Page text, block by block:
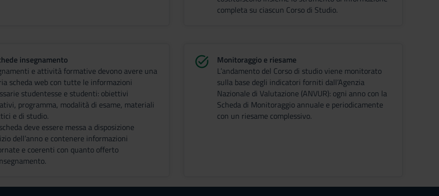
completa su ciascun Corso di Studio.
insegnamento
e attività formative devono avere una
scheda web con tutte le informazioni
studentesse e studenti: obiettivi
programma, modalità di esame, materiali
e di studio.
deve essere messa a disposizione
dell’anno e contenere informazioni
e coerenti con quanto offerto
Monitoraggio e riesame
L’andamento del Corso di studio viene monitorato
sulla base degli indicatori forniti dall’Agenzia
Nazionale di Valutazione (ANVUR): ogni anno con la
Scheda di Monitoraggio annuale e periodicamente
con un riesame complessivo.